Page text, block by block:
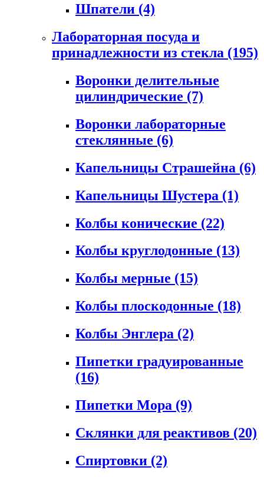
Шпатели (4)
Лабораторная посуда и
принадлежности из стекла (195)
Воронки делительные
цилиндрические (7)
Воронки лабораторные
стеклянные (6)
Капельницы Страшейна (6)
Капельницы Шустера (1)
Колбы конические (22)
Колбы круглодонные (13)
Колбы мерные (15)
Колбы плоскодонные (18)
Колбы Энглера (2)
Пипетки градуированные
(16)
Пипетки Мора (9)
Склянки для реактивов (20)
Спиртовки (2)